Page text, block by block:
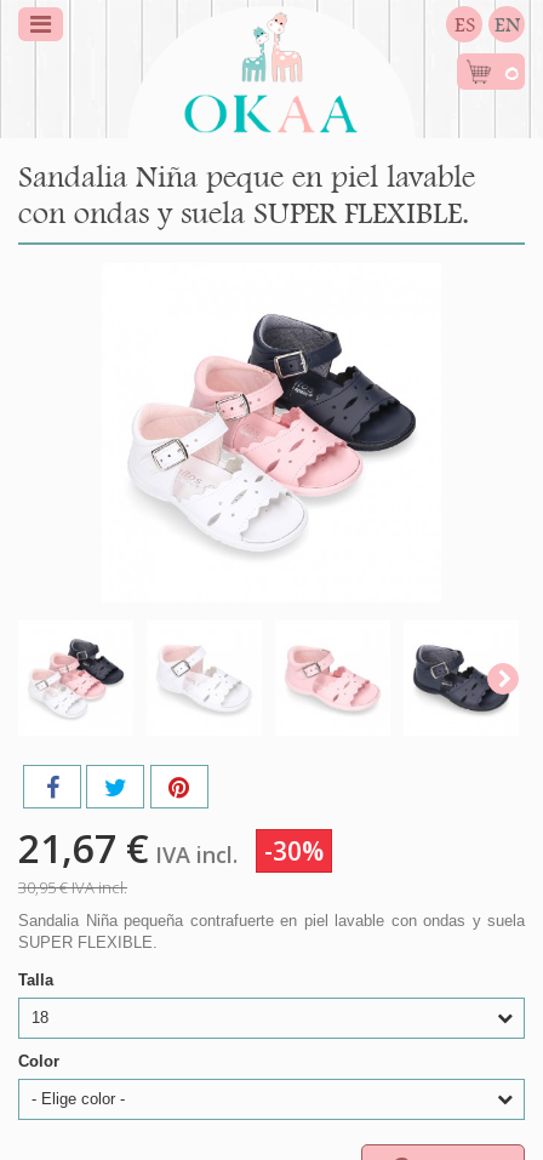
ES EN
0
Sandalia Niña peque en piel lavable
con ondas y suela SUPER FLEXIBLE.
21,67 € IVA incl. -30%
30,95 €IVA incl.
Sandalia Niña pequeña contrafuerte en piel lavable con ondas y suela
SUPER FLEXIBLE.
Talla
18
Color
- Elige color -